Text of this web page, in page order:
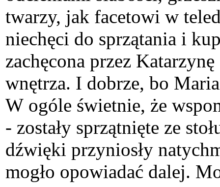
twarzy, jak facetowi w
niechęci do sprzątania i
zachęcona przez
wnętrza. I dobrze, bo
W ogóle świetnie, że
- zostały sprzątnięte ze
dźwięki przyniosły
mogło opowiadać dalej.